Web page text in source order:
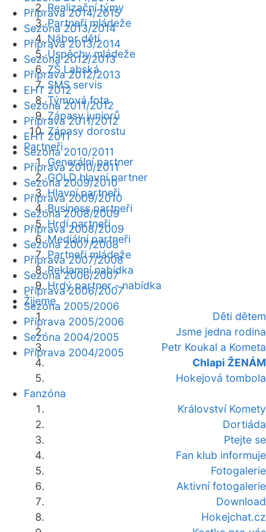
Realizační týmy
Partneři mládeže
Nábor dětí
Úspěchy mládeže
ZŠ Labská
SMS servis
Týmová fota
Zápasy juniorů
Zápasy dorostu
Partneři
Generální partner
GOLD hlavní partner
Hlavní partneři
Business partneři
Hrdí partneři
Mediální partneři
Partneři mládeže
Reklamní nabídka
Hrdý partner - nabídka
Žijeme
Děti dětem
Jsme jedna rodina
Petr Koukal a Kometa
Chlapi ŽENÁM
Hokejová tombola
Fanzóna
Království Komety
Dortiáda
Ptejte se
Fan klub informuje
Fotogalerie
Aktivní fotogalerie
Download
Hokejchat.cz
Příprava 2014/2015
Sezóna 2013/2014
Příprava 2013/2014
Sezóna 2012/2013
Příprava 2012/2013
EHT 2012
Sezóna 2011/2012
Příprava 2011/2012
EHT 2011
Sezóna 2010/2011
Příprava 2010/2011
Sezóna 2009/2010
Příprava 2009/2010
Sezóna 2008/2009
Příprava 2008/2009
Sezóna 2007/2008
Příprava 2007/2008
Sezóna 2006/2007
Příprava 2006/2007
Sezóna 2005/2006
Příprava 2005/2006
Sezóna 2004/2005
Příprava 2004/2005